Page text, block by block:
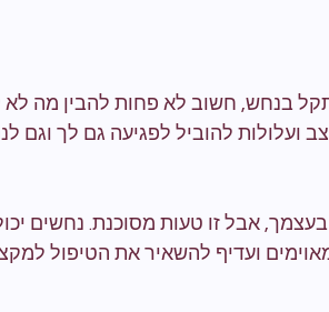
בנחש, חשוב לא פחות להבין מה לא
ועלולות להוביל לפגיעה גם לך וגם
אבל זו טעות מסוכנת. נחשים
ועדיף להשאיר את הטיפול